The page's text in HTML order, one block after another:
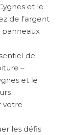
et le
de l’argent
de
–
et le
votre
les défis